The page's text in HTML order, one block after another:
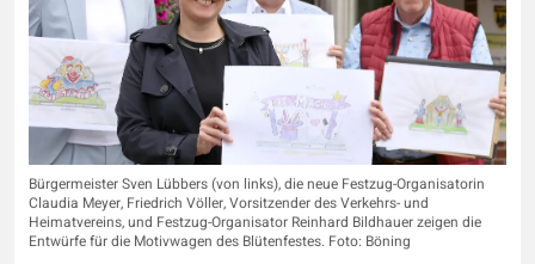
Bürgermeister Sven Lübbers (von links), die neue Festzug-Organisatorin
Claudia Meyer, Friedrich Völler, Vorsitzender des Verkehrs- und
Heimatvereins, und Festzug-Organisator Reinhard Bildhauer zeigen die
Entwürfe für die Motivwagen des Blütenfestes. Foto: Böning